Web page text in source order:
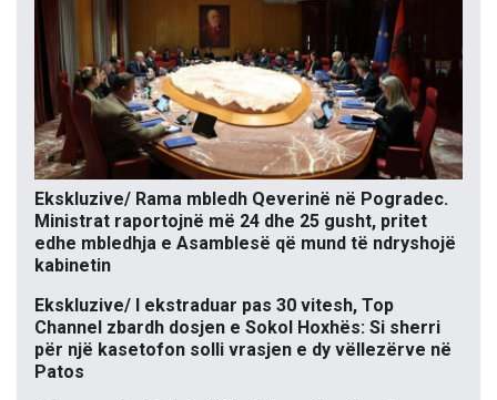
Ekskluzive/ Rama mbledh Qeverinë në Pogradec.
Ministrat raportojnë më 24 dhe 25 gusht, pritet
edhe mbledhja e Asamblesë që mund të ndryshojë
kabinetin
Ekskluzive/ I ekstraduar pas 30 vitesh, Top
Channel zbardh dosjen e Sokol Hoxhës: Si sherri
për një kasetofon solli vrasjen e dy vëllezërve në
Patos